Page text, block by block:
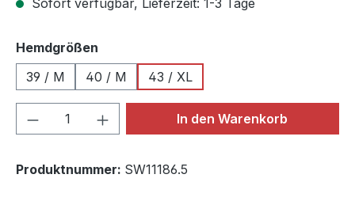
Sofort verfügbar, Lieferzeit: 1-3 Tage
Hemdgrößen
39 / M
40 / M 43 / XL
Produkt Anzahl: Gib denIn den Warenkorb
Produktnummer: SW11186.5